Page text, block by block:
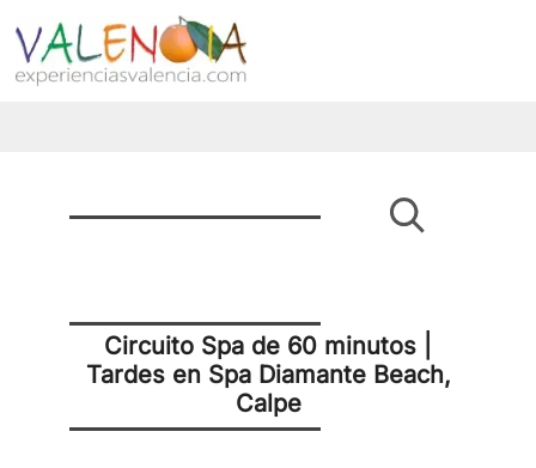
Circuito Spa de 60 minutos |
Tardes en Spa Diamante Beach,
Calpe